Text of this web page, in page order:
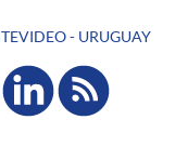
- URUGUAY